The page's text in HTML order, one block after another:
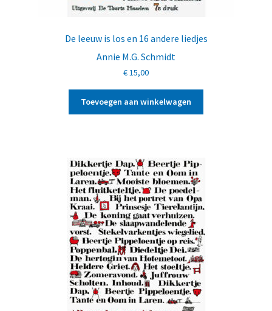
De leeuw is los en 16 andere liedjes
Annie M.G. Schmidt
€15,00
Toevoegen aan winkelwagen